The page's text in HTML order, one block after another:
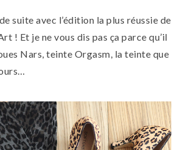
suite avec l’édition la plus réussie de
! Et je ne vous dis pas ça parce qu’il
Nars, teinte Orgasm, la teinte que